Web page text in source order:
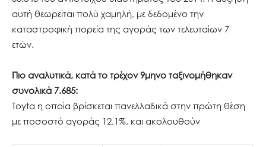
αυτή θεωρείται πολύ χαμηλή, με δεδομένο την
καταστροφική πορεία της αγοράς των τελευταίων 7
ετών.
Πιο αναλυτικά, κατά το τρέχον 9μηνο ταξινομήθηκαν
συνολικά 7.685:
Toyta η οποία βρίσκεται πανελλαδικά στην πρώτη θέση
με ποσοστό αγοράς 12,1%, και ακολουθούν